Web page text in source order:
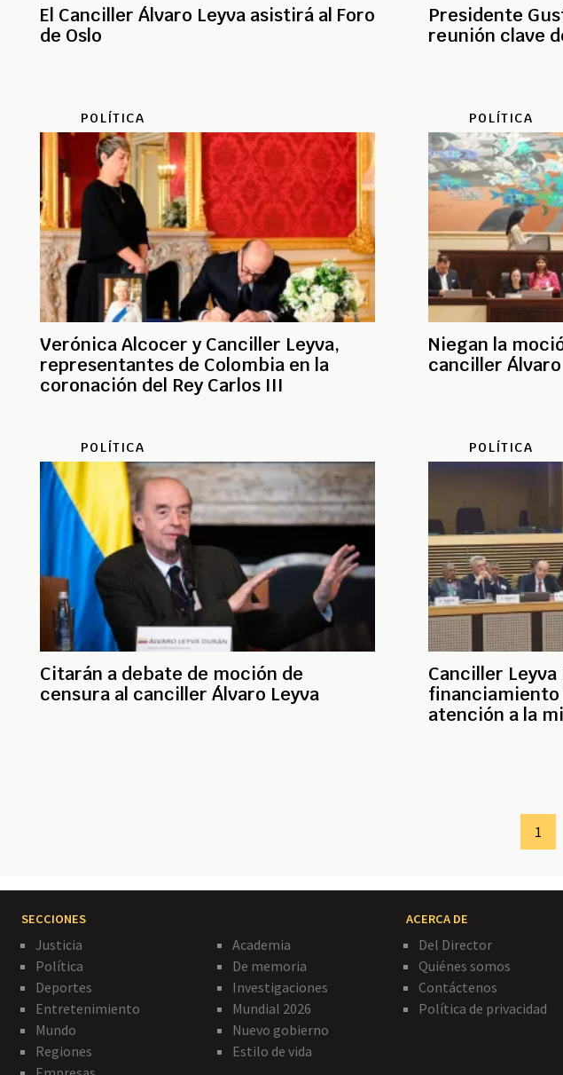
El Canciller Álvaro Leyva asistirá al Foro
de Oslo
Presidente
reunión clave
POLÍTICA
Verónica Alcocer y Canciller Leyva,
representantes de Colombia en la
coronación del Rey Carlos III
POLÍTICA
Niegan la
canciller
POLÍTICA
Citarán a debate de moción de
censura al canciller Álvaro Leyva
POLÍTICA
Canciller
atención a la
Page
1
SECCIONES
Justicia
Política
Deportes
Entretenimiento
Mundo
Regiones
Academia
De memoria
Investigaciones
Mundial 2026
Nuevo gobierno
Estilo de vida
ACERCA DE
Del Director
Quiénes somos
Contáctenos
Política de privacidad